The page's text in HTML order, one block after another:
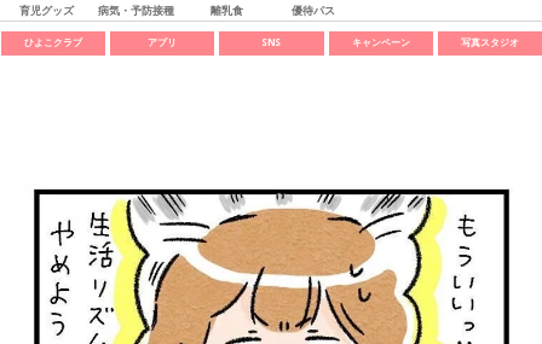
育児グッズ 病気・予防接種 離乳食 優待パス
ひよこクラブ アプリ SNS キャンペーン 写真スタジオ